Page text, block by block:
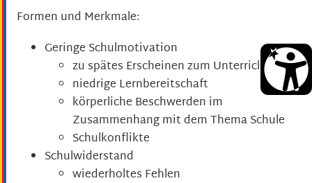
Formen und Merkmale:
Geringe Schulmotivation
zu spätes Erscheinen zum Unterricht
niedrige Lernbereitschaft
körperliche Beschwerden im
Zusammenhang mit dem Thema Schule
Schulkonflikte
Schulwiderstand
wiederholtes Fehlen